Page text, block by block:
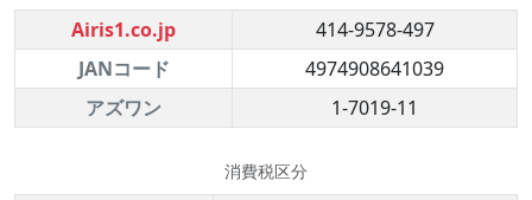
Airis1.co.jp
414-9578-497
JANコード
4974908641039
アズワン
1-7019-11
消費税区分